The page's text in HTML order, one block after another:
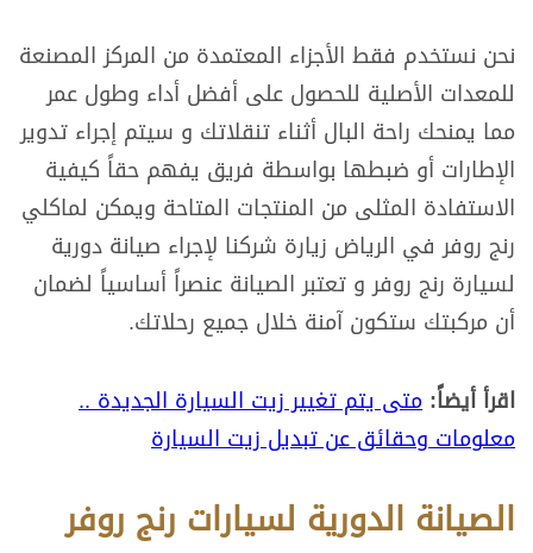
نحن نستخدم فقط الأجزاء المعتمدة من المركز المصنعة
للمعدات الأصلية للحصول على أفضل أداء وطول عمر
مما يمنحك راحة البال أثناء تنقلاتك و سيتم إجراء تدوير
الإطارات أو ضبطها بواسطة فريق يفهم حقاً كيفية
الاستفادة المثلى من المنتجات المتاحة ويمكن لماكلي
رنج روفر في الرياض زيارة شركنا لإجراء صيانة دورية
لسيارة رنج روفر و تعتبر الصيانة عنصراً أساسياً لضمان
أن مركبتك ستكون آمنة خلال جميع رحلاتك.
اقرأ أيضاً: متى يتم تغيير زيت السيارة الجديدة ..
معلومات وحقائق عن تبديل زيت السيارة
الصيانة الدورية لسيارات رنج روفر